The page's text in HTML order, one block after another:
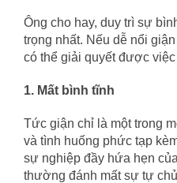
Ông cho hay, duy trì sự
trọng nhất. Nếu dễ nổi
có thể giải quyết được
1. Mất bình tĩnh
Tức giận chỉ là một trong
và tình huống phức tạp
sự nghiệp đầy hứa hẹn
thường đánh mất sự tự